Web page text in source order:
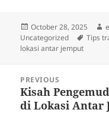
Posted
on
October 28, 2025
Uncategorized
Tags
Tips
lokasi antar jemput
navigation
PREVIOUS
Previous
post:
Kisah
di Lokasi Antar